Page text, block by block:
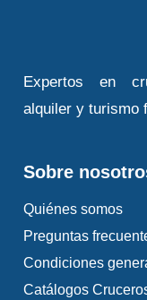
Expertos en
alquiler y turismo
Sobre
Quiénes somos
Preguntas
Condiciones
Catálogos